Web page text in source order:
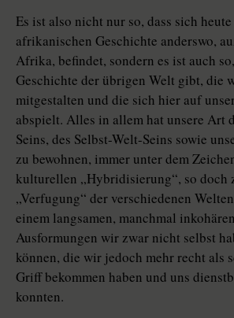
Es ist also nicht nur so, dass sich
afrikanischen Geschichte anderswo,
Afrika, befindet, sondern es ist auch
Geschichte der übrigen Welt gibt, die
mitgestalten und die sich hier auf
abspielt. Alles in allem hat unsere Art
Seins, des Selbst-Welt-Seins sowie
zu bewohnen, immer unter dem
kulturellen „Hybridisierung“, so doch
„Verfugung“ der verschiedenen
einem langsamen, manchmal
Ausformungen wir zwar nicht selbst
können, die wir jedoch mehr recht als
Griff bekommen haben und uns
konnten.